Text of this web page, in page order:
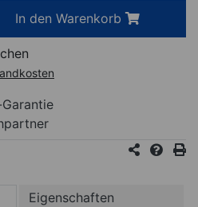
In den Warenkorb
Eigenschaften